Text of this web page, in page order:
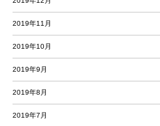
2019年11月
2019年10月
2019年9月
2019年8月
2019年7月